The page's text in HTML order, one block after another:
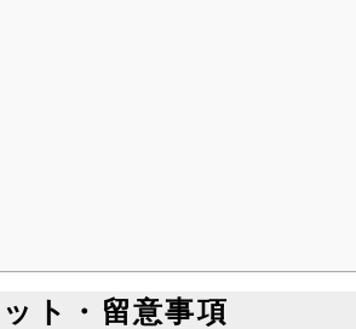
ト・留意事項